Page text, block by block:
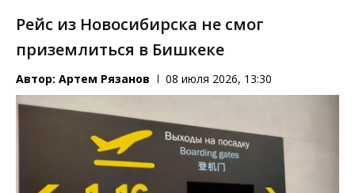
Рейс из Новосибирска не смог
приземлиться в Бишкеке
Автор: Артем Рязанов 08 июля 2026, 13:30